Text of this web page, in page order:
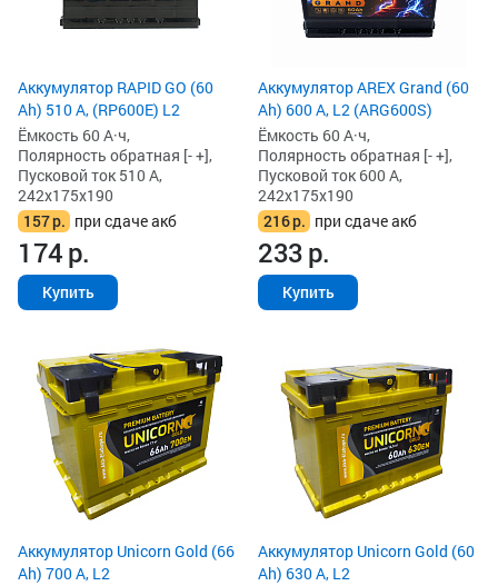
Аккумулятор RAPID GO (60
Ah) 510 А, (RP600E) L2
Ёмкость 60 А·ч,
Полярность обратная [- +],
Пусковой ток 510 А,
242x175x190
157р. при сдаче акб
174р.
Купить
Аккумулятор AREX Grand (60
Ah) 600 А, L2 (ARG600S)
Ёмкость 60 А·ч,
Полярность обратная [- +],
Пусковой ток 600 А,
242x175x190
216р. при сдаче акб
233р.
Купить
Аккумулятор Unicorn Gold (66
Ah) 700 А, L2
Аккумулятор Unicorn Gold (60
Ah) 630 А, L2